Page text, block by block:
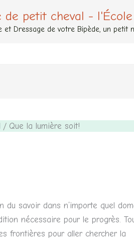
de petit cheval -
et Dressage de votre Bipède, un petit
Que la lumière soit!
savoir dans n’importe quel
nécessaire pour le progrès.
frontières pour aller chercher la